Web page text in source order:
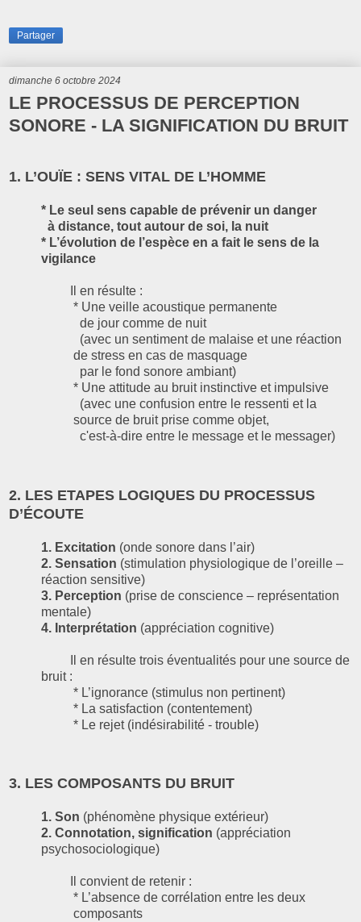
Partager
dimanche 6 octobre 2024
LE PROCESSUS DE PERCEPTION
SONORE - LA SIGNIFICATION DU BRUIT
1. L’OUÏE : SENS VITAL DE L’HOMME
* Le seul sens capable de prévenir un danger
à distance, tout autour de soi, la nuit
* L’évolution de l’espèce en a fait le sens de la
vigilance
Il en résulte :
* Une veille acoustique permanente
de jour comme de nuit
(avec un sentiment de malaise et une réaction
de stress en cas de masquage
par le fond sonore ambiant)
* Une attitude au bruit instinctive et impulsive
(avec une confusion entre le ressenti et la
source de bruit prise comme objet,
c'est-à-dire entre le message et le messager)
2. LES ETAPES LOGIQUES DU PROCESSUS
D’ÉCOUTE
1. Excitation (onde sonore dans l’air)
2. Sensation (stimulation physiologique de l’oreille –
réaction sensitive)
3. Perception (prise de conscience – représentation
mentale)
4. Interprétation (appréciation cognitive)
Il en résulte trois éventualités pour une source de
bruit :
* L’ignorance (stimulus non pertinent)
* La satisfaction (contentement)
* Le rejet (indésirabilité - trouble)
3. LES COMPOSANTS DU BRUIT
1. Son (phénomène physique extérieur)
2. Connotation, signification (appréciation
psychosociologique)
Il convient de retenir :
* L’absence de corrélation entre les deux
composants